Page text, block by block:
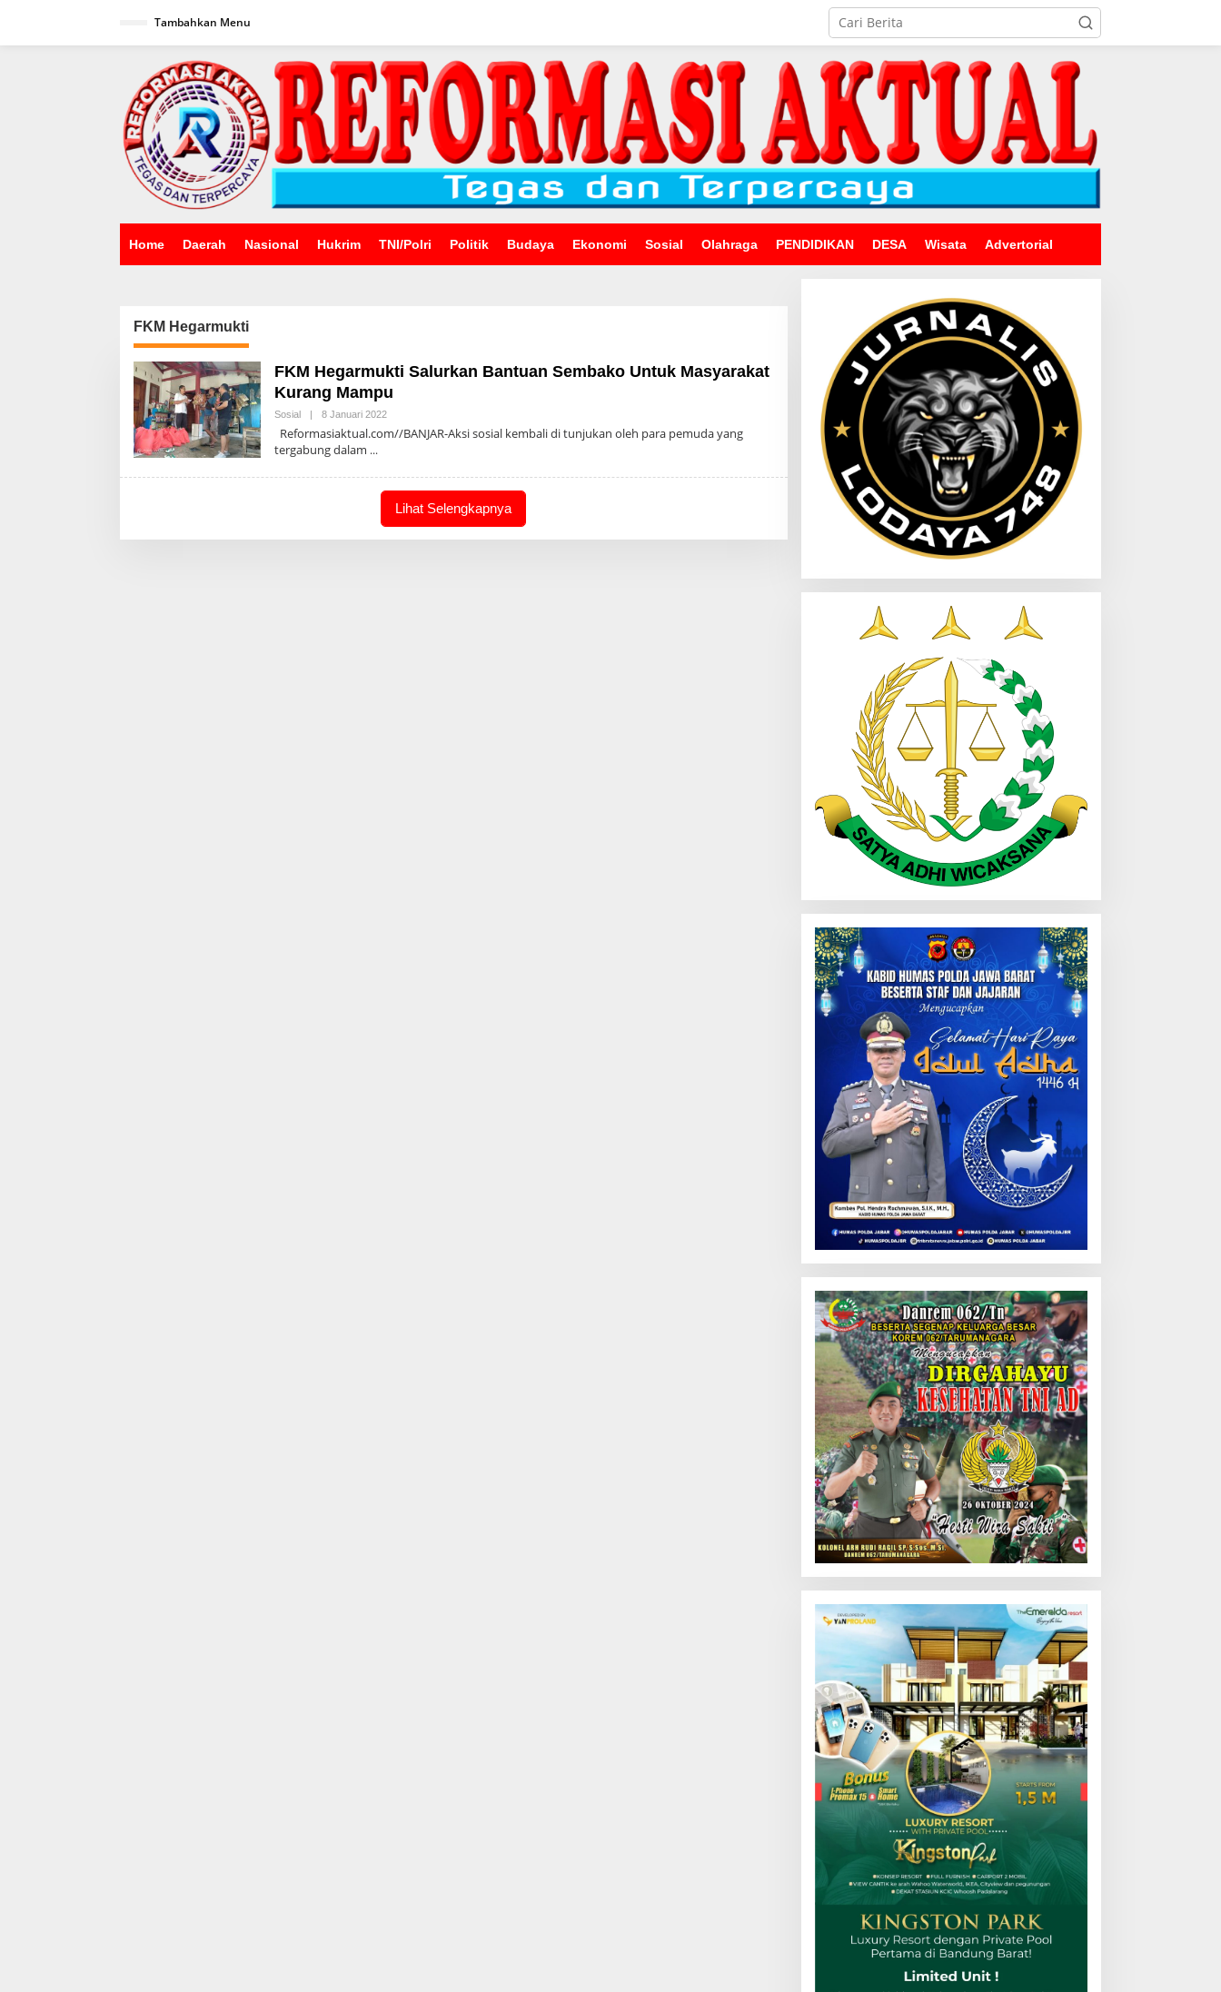
Tambahkan Menu
Home Daerah Nasional Hukrim TNI/Polri Politik Budaya Ekonomi Sosial Olahraga PENDIDIKAN DESA Wisata Advertorial
FKM Hegarmukti
FKM Hegarmukti Salurkan Bantuan Sembako Untuk Masyarakat
Kurang Mampu
Sosial | 8 Januari 2022Oleh
Reformasiaktual.com//BANJAR-Aksi sosial kembali di tunjukan oleh para pemuda yang
tergabung dalam
Lihat Selengkapnya